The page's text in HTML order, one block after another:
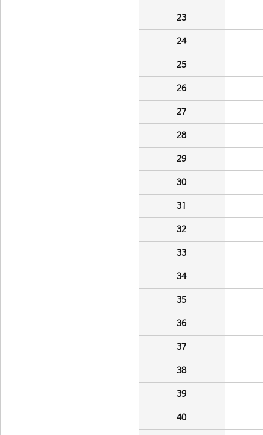
23
24
25
26
27
28
29
30
31
32
33
34
35
36
37
38
39
40